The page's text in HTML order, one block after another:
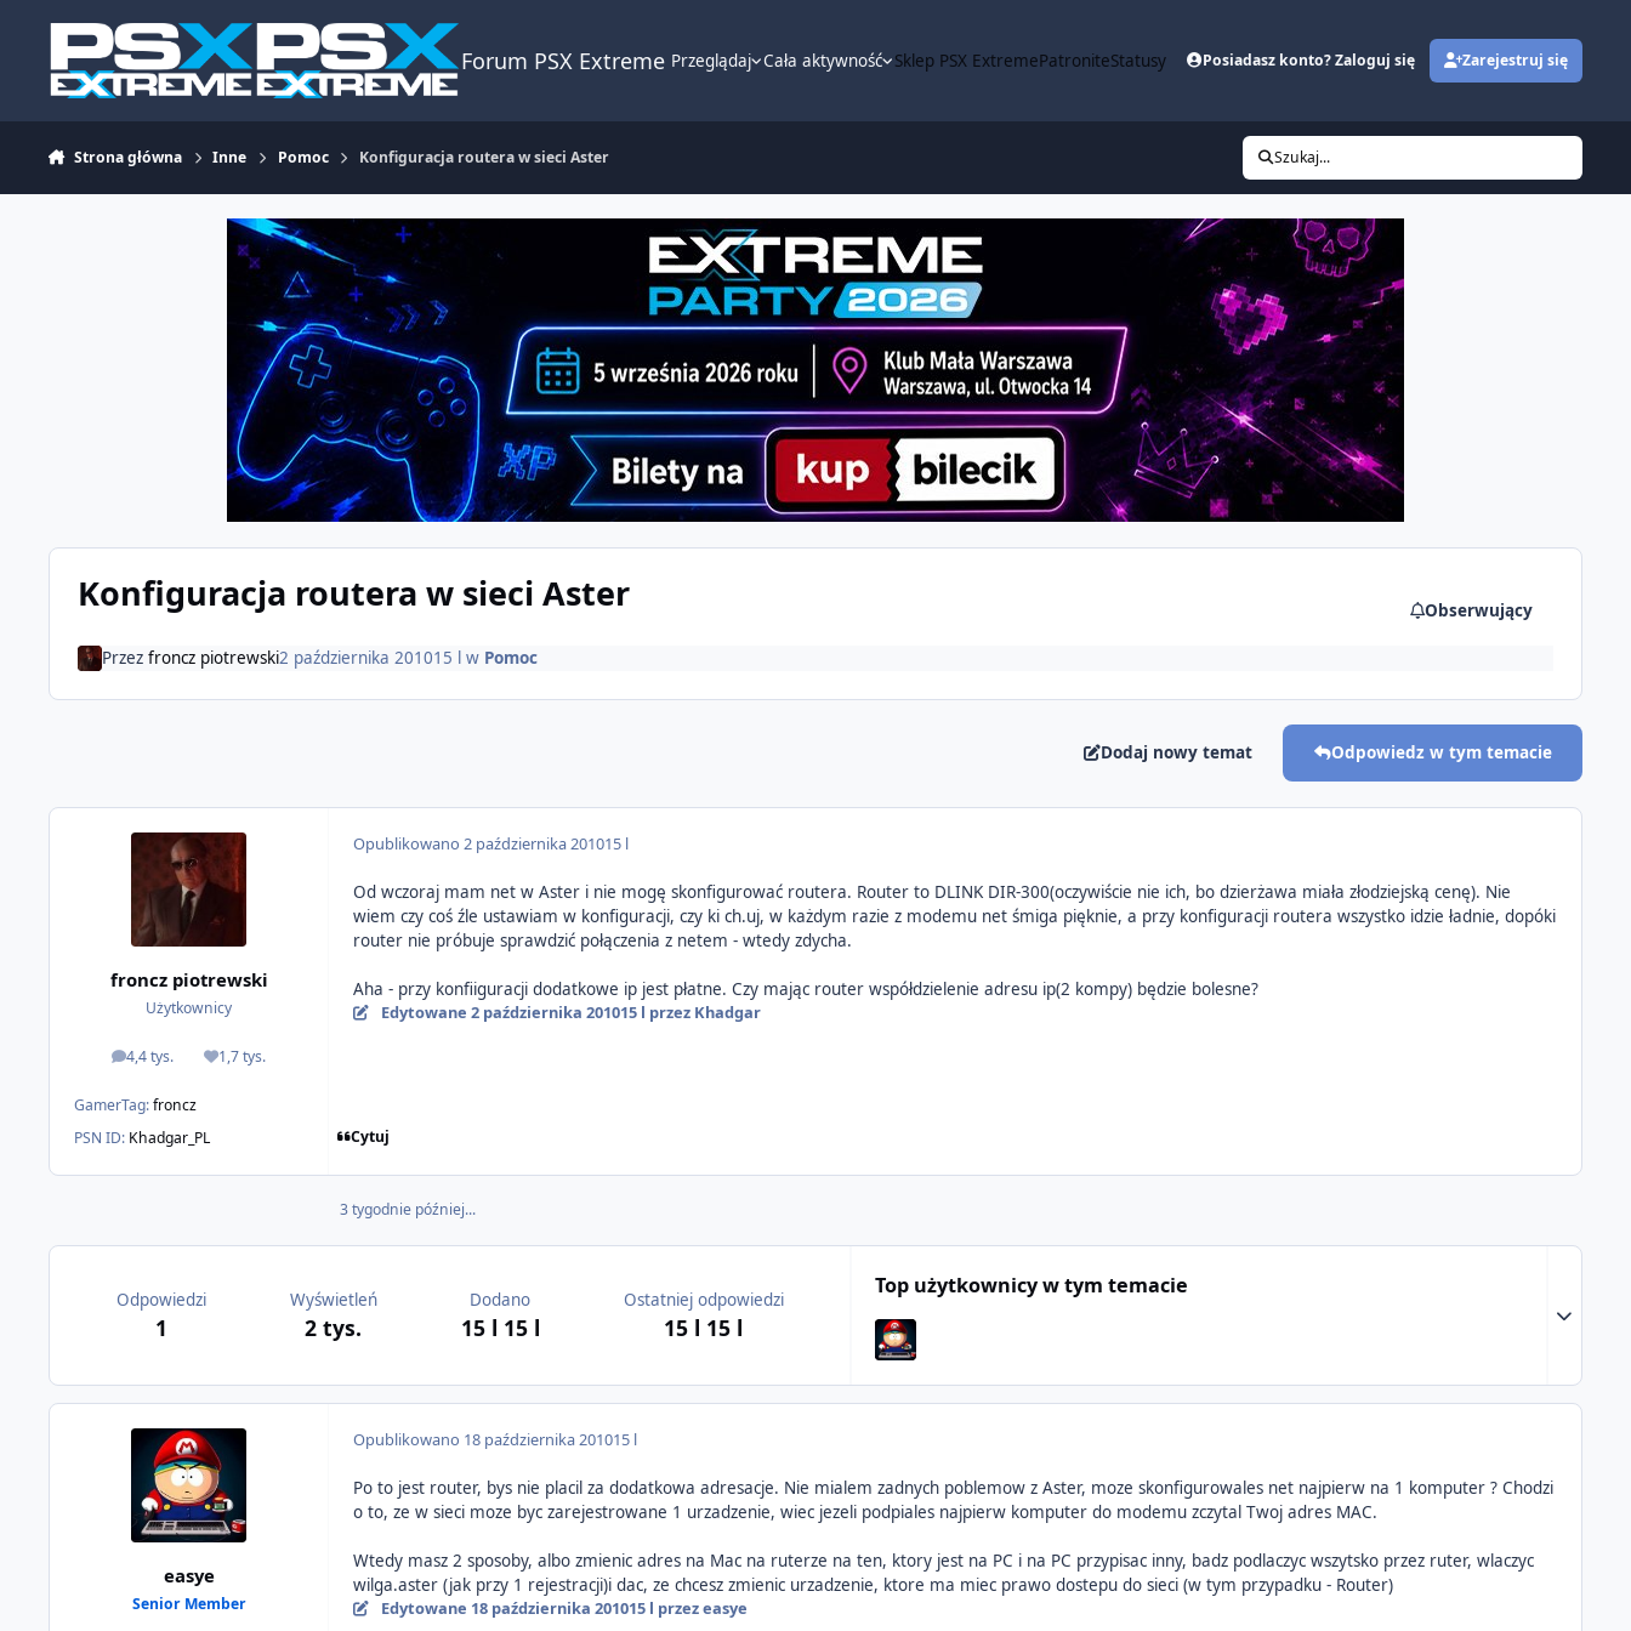
Forum PSX Extreme Przeglądaj Cała aktywność Sklep PSX ExtremePatroniteStatusy Posiadasz konto? Zaloguj się Zarejestruj się
Strona główna Inne Pomoc Konfiguracja routera w sieci Aster Szukaj...
Konfiguracja routera w sieci Aster Obserwujący
Przezfroncz piotrewski2 października 201015 lw Pomoc
Dodaj nowy temat Odpowiedz w tym temacie
froncz piotrewski
Użytkownicy
4,4 tys.
odpowiedzi1,7 tys.
Reputacja
GamerTag:froncz
PSN ID: Khadgar_PL
Opublikowano2 października 201015 l
Od wczoraj mam net w Aster i nie mogę skonfigurować routera. Router to DLINK DIR-300(oczywiście nie ich, bo dzierżawa miała złodziejską cenę). Nie
wiem czy coś źle ustawiam w konfiguracji, czy ki ch.uj, w każdym razie z modemu net śmiga pięknie, a przy konfiguracji routera wszystko idzie ładnie, dopóki
router nie próbuje sprawdzić połączenia z netem - wtedy zdycha.
Aha - przy konfiiguracji dodatkowe ip jest płatne. Czy mając router współdzielenie adresu ip(2 kompy) będzie bolesne?
Edytowane 2 października 201015 l przez Khadgar
Cytuj
3 tygodnie później...
Odpowiedzi
1
Wyświetleń
2 tys.
Dodano
15 l 15 l
Ostatniej odpowiedzi
15 l 15 l
Top użytkownicy w tym temacie
Expand
easye
Senior Member
Opublikowano 18 października 201015 l
Po to jest router, bys nie placil za dodatkowa adresacje. Nie mialem zadnych poblemow z Aster, moze skonfigurowales net najpierw na 1 komputer ? Chodzi
o to, ze w sieci moze byc zarejestrowane 1 urzadzenie, wiec jezeli podpiales najpierw komputer do modemu zczytal Twoj adres MAC.
Wtedy masz 2 sposoby, albo zmienic adres na Mac na ruterze na ten, ktory jest na PC i na PC przypisac inny, badz podlaczyc wszytsko przez ruter, wlaczyc
wilga.aster (jak przy 1 rejestracji)i dac, ze chcesz zmienic urzadzenie, ktore ma miec prawo dostepu do sieci (w tym przypadku - Router)
Edytowane 18 października 201015 l przez easye